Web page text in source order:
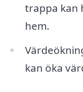
trappa kan
hem.
kan öka